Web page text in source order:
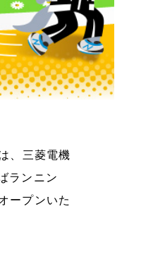
、三菱電機
ランニン
ープンいた